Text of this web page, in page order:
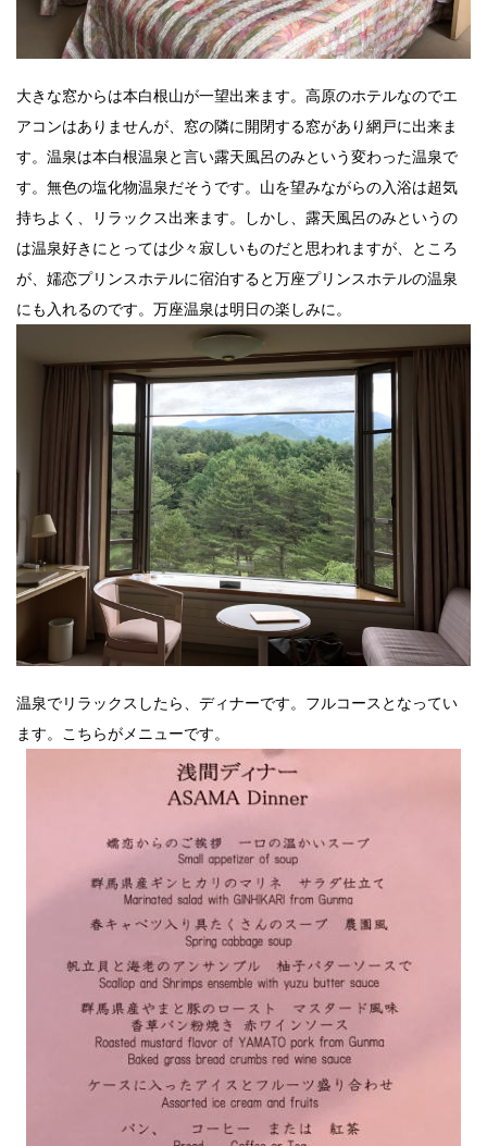
大きな窓からは本白根山が一望出来ます。高原のホテルなのでエ
アコンはありませんが、窓の隣に開閉する窓があり網戸に出来ま
す。温泉は本白根温泉と言い露天風呂のみという変わった温泉で
す。無色の塩化物温泉だそうです。山を望みながらの入浴は超気
持ちよく、リラックス出来ます。しかし、露天風呂のみというの
は温泉好きにとっては少々寂しいものだと思われますが、ところ
が、嬬恋プリンスホテルに宿泊すると万座プリンスホテルの温泉
にも入れるのです。万座温泉は明日の楽しみに。
温泉でリラックスしたら、ディナーです。フルコースとなってい
ます。こちらがメニューです。